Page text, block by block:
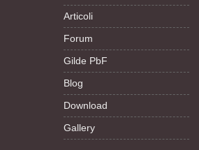
Articoli
Forum
Gilde PbF
Blog
Download
Gallery